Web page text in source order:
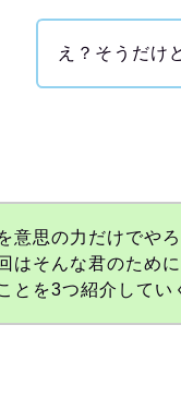
え？そうだけ
意思の力だけでや
はそんな君のため
とを3つ紹介してい